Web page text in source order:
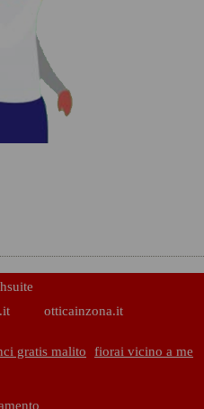
otticainzona.it
gratis malito fiorai vicino a me